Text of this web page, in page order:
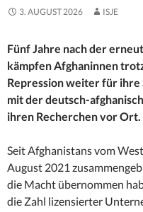
3. AUGUST 2026 ISJE
Fünf Jahre nach der
kämpfen Afghaninnen
Repression weiter für ihre
mit der deutsch-
ihren Recherchen vor Ort.
Seit Afghanistans vom
August 2021
die Macht übernommen
die Zahl lizensierter